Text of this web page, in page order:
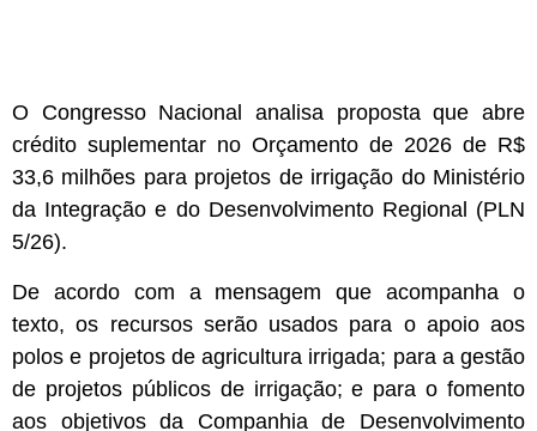
O Congresso Nacional analisa proposta que abre
crédito suplementar no Orçamento de 2026 de R$
33,6 milhões para projetos de irrigação do Ministério
da Integração e do Desenvolvimento Regional (PLN
5/26).
De acordo com a mensagem que acompanha o
texto, os recursos serão usados para o apoio aos
polos e projetos de agricultura irrigada; para a gestão
de projetos públicos de irrigação; e para o fomento
aos objetivos da Companhia de Desenvolvimento